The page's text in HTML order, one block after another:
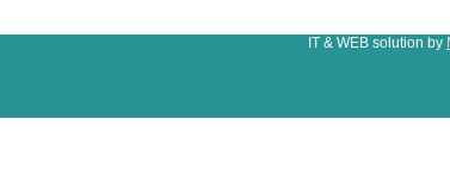
IT & WEB solution by